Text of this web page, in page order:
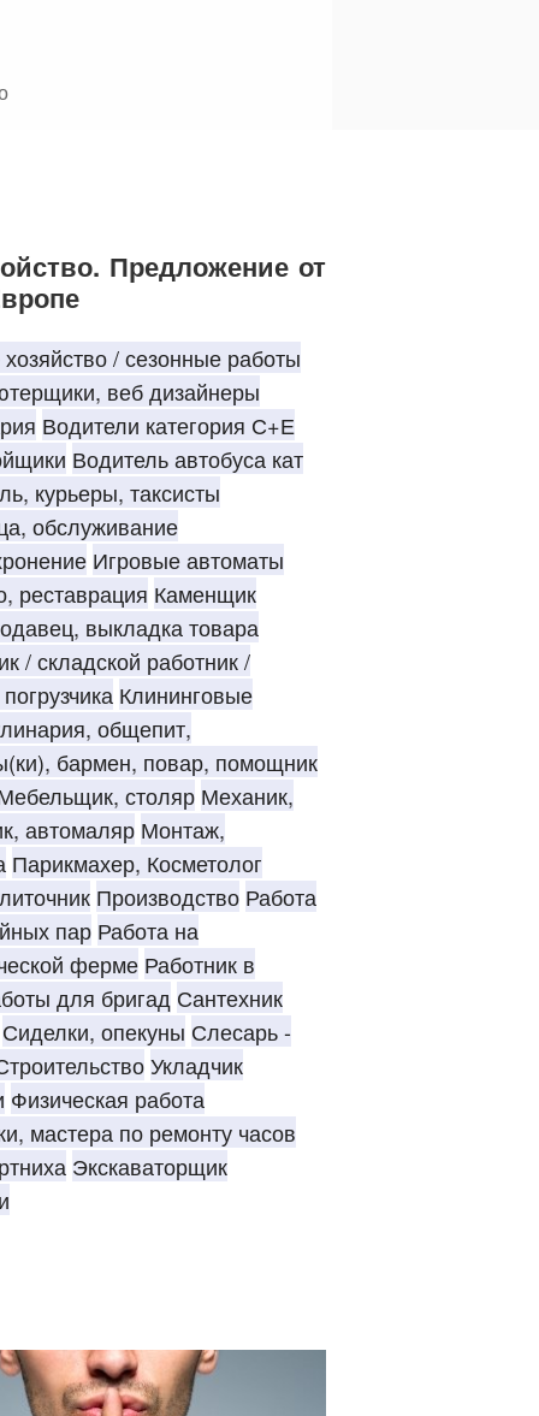
Предложение от
хозяйство / сезонные работы
веб дизайнеры
Водители категория С+Е
Водитель автобуса кат
курьеры, таксисты
обслуживание
Игровые автоматы
реставрация Каменщик
выкладка товара
/ складской работник /
Клининговые
общепит,
бармен, повар, помощник
столяр Механик,
автомаляр Монтаж,
Парикмахер, Косметолог
Производство Работа
пар Работа на
ферме Работник в
для бригад Сантехник
Сиделки, опекуны Слесарь -
Укладчик
Физическая работа
мастера по ремонту часов
Экскаваторщик